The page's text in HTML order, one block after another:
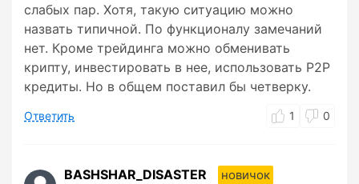
слабых пар. Хотя, такую ситуацию можно
назвать типичной. По функционалу замечаний
нет. Кроме трейдинга можно обменивать
крипту, инвестировать в нее, использовать P2P
кредиты. Но в общем поставил бы четверку.
Ответить 1 0
BASHSHAR_DISASTER
новичок